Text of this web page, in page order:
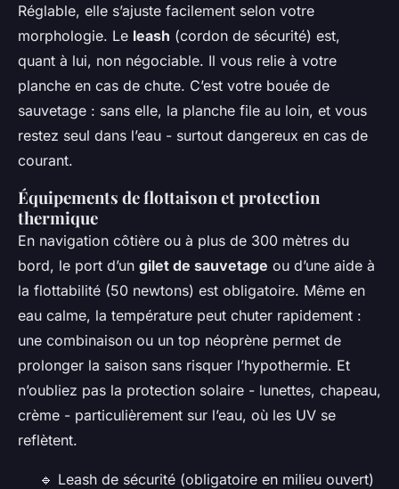
Réglable, elle s’ajuste facilement selon votre
morphologie. Le leash (cordon de sécurité) est,
quant à lui, non négociable. Il vous relie à votre
planche en cas de chute. C’est votre bouée de
sauvetage : sans elle, la planche file au loin, et vous
restez seul dans l’eau - surtout dangereux en cas de
courant.
Équipements de flottaison et protection
thermique
En navigation côtière ou à plus de 300 mètres du
bord, le port d’un gilet de sauvetage ou d’une aide à
la flottabilité (50 newtons) est obligatoire. Même en
eau calme, la température peut chuter rapidement :
une combinaison ou un top néoprène permet de
prolonger la saison sans risquer l’hypothermie. Et
n’oubliez pas la protection solaire - lunettes, chapeau,
crème - particulièrement sur l’eau, où les UV se
reflètent.
🔹 Leash de sécurité (obligatoire en milieu ouvert)